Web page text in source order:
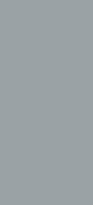
juristische
Stelle,
über die
von
Sind die
durch das
Kriterien
oder